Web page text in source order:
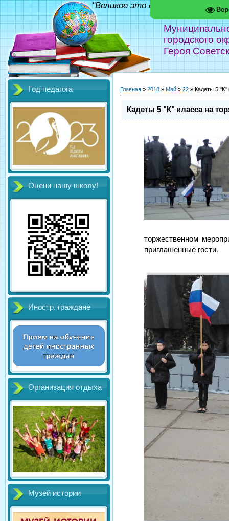
городского
Героя
"Великое это дело - школа!"
Год педагога
Оцени нашу школу!
Иностр. граждане
Организация отдыха
Музей истории
Главная » 2018 » Май » 22 » Кадеты 5 "К"
Кадеты 5 "К" класса на
торжественном
приглашенные гости.